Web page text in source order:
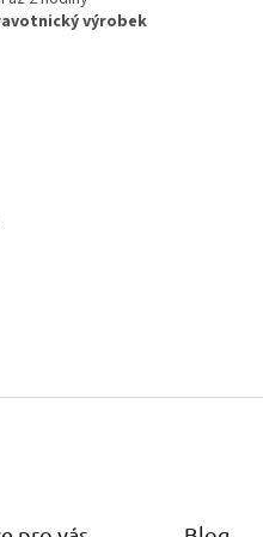
výrobek